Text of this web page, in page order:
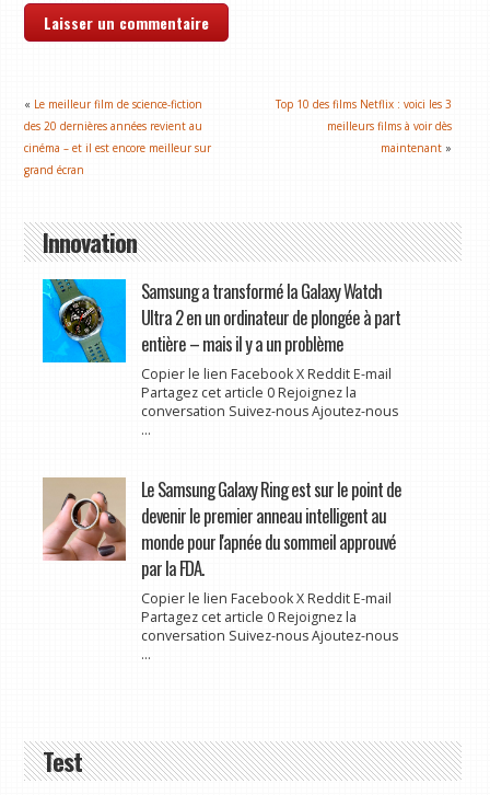
« Le meilleur film de science-fiction
des 20 dernières années revient au
cinéma – et il est encore meilleur sur
grand écran
Top 10 des films Netflix : voici les 3
meilleurs films à voir dès
maintenant »
Innovation
Samsung a transformé la Galaxy Watch
Ultra 2 en un ordinateur de plongée à part
entière – mais il y a un problème
Copier le lien Facebook X Reddit E-mail
Partagez cet article 0 Rejoignez la
conversation Suivez-nous Ajoutez-nous
...
Le Samsung Galaxy Ring est sur le point de
devenir le premier anneau intelligent au
monde pour l'apnée du sommeil approuvé
par la FDA.
Copier le lien Facebook X Reddit E-mail
Partagez cet article 0 Rejoignez la
conversation Suivez-nous Ajoutez-nous
...
Test